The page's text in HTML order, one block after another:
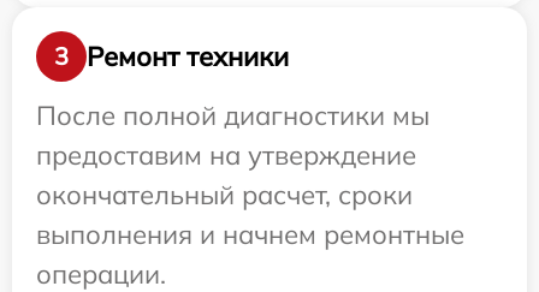
3
Ремонт техники
После полной диагностики мы
предоставим на утверждение
окончательный расчет, сроки
выполнения и начнем ремонтные
операции.